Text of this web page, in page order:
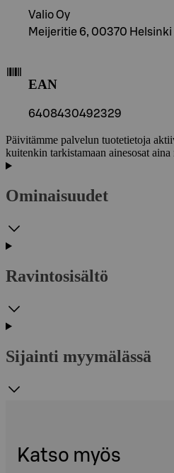
Valio Oy
Meijeritie 6, 00370 Helsinki
EAN
6408430492329
Päivitämme palvelun tuotetietoja
kuitenkin tarkistamaan ainesosat
Ominaisuudet
Ravintosisältö
Sijainti myymälässä
Katso myös